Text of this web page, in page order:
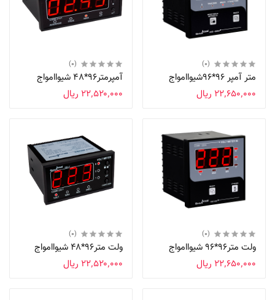
(0)
متر آمپر 96*96شیواامواج
‎ ۲۲٬۶۵۰٬۰۰۰ریال
(0)
آمپرمتر96*48 شیواامواج
‎ ۲۲٬۵۲۰٬۰۰۰ریال
(0)
ولت متر96*96 شیواامواج
‎ ۲۲٬۶۵۰٬۰۰۰ریال
(0)
ولت متر۹۶*۴۸ شیواامواج
‎ ۲۲٬۵۲۰٬۰۰۰ریال